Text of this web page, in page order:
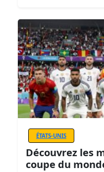
ÉTATS-UNIS
Découvrez les
coupe du